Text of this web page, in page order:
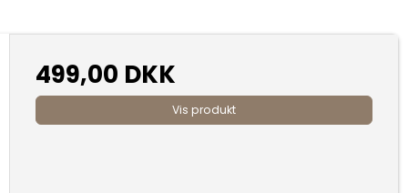
499,00 DKK
Vis produkt